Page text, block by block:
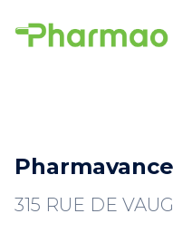
315 RUE DE